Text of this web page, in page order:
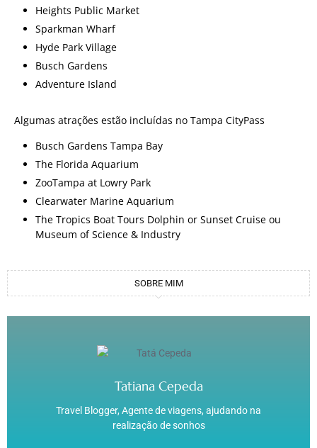
Heights Public Market
Sparkman Wharf
Hyde Park Village
Busch Gardens
Adventure Island
Algumas atrações estão incluídas no Tampa CityPass
Busch Gardens Tampa Bay
The Florida Aquarium
ZooTampa at Lowry Park
Clearwater Marine Aquarium
The Tropics Boat Tours Dolphin or Sunset Cruise ou
Museum of Science & Industry
SOBRE MIM
Tatiana Cepeda
Travel Blogger, Agente de viagens, ajudando na
realização de sonhos